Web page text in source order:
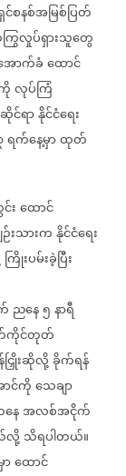
စနစ်အမြစ်ပြတ်
လှုပ်ရှားသူတွေ
ာက်ခံထောင်
လုပ်ကြံ
င်ရာနိုင်ငံရေး
ရက်နေ့မှာထုတ်
းထောင်
းသားကနိုင်ငံရေး
ကြိုးပမ်းခဲ့ပြီး
ညနေ၅နာရီ
င်တုတ်
ငြှိုးဆိုလို့ခိုက်ရန်
င်ကိုသေချာ
ေအလစ်အငိုက်
လို့သိရပါတယ်။
ထောင်